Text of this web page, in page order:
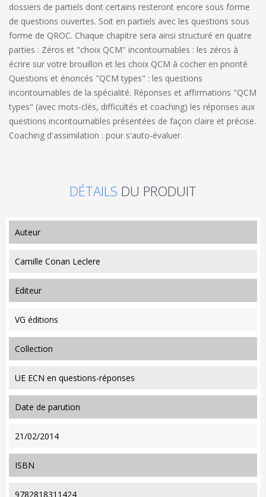
dossiers de partiels dont certains resteront encore sous forme
de questions ouvertes. Soit en partiels avec les questions sous
forme de QROC. Chaque chapitre sera ainsi structuré en quatre
parties : Zéros et "choix QCM" incontournables : les zéros à
écrire sur votre brouillon et les choix QCM à cocher en pnonté
Questions et énoncés "QCM types" : les questions
incontournables de la spécialité. Réponses et affirmations "QCM
types" (avec mots-clés, difficultés et coaching) les réponses aux
questions incontournables présentées de façon claire et précise.
Coaching d'assimilation : pour s'auto-évaluer.
DÉTAILS DU PRODUIT
auteur
Camille Conan Leclere
editeur
VG éditions
collection
UE ECN en questions-réponses
date de parution
21/02/2014
ISBN
9782818311424